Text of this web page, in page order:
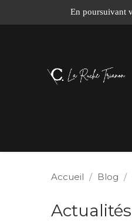
Accueil Blog
Actualités
En poursuivant